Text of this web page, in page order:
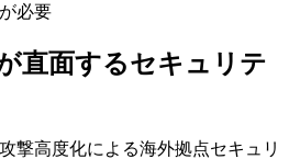
必要
直面するセキュリテ
撃高度化による海外拠点セキュリ